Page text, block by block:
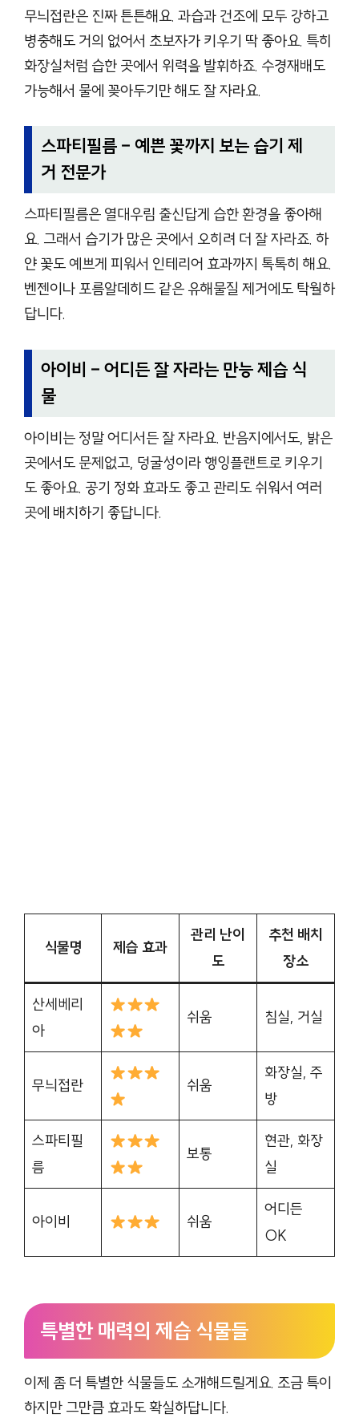
무늬접란은 진짜 튼튼해요. 과습과 건조에 모두 강하고
병충해도 거의 없어서 초보자가 키우기 딱 좋아요. 특히
화장실처럼 습한 곳에서 위력을 발휘하죠. 수경재배도
가능해서 물에 꽂아두기만 해도 잘 자라요.
스파티필름 – 예쁜 꽃까지 보는 습기 제
거 전문가
스파티필름은 열대우림 출신답게 습한 환경을 좋아해
요. 그래서 습기가 많은 곳에서 오히려 더 잘 자라죠. 하
얀 꽃도 예쁘게 피워서 인테리어 효과까지 톡톡히 해요.
벤젠이나 포름알데히드 같은 유해물질 제거에도 탁월하
답니다.
아이비 – 어디든 잘 자라는 만능 제습 식
물
아이비는 정말 어디서든 잘 자라요. 반음지에서도, 밝은
곳에서도 문제없고, 덩굴성이라 행잉플랜트로 키우기
도 좋아요. 공기 정화 효과도 좋고 관리도 쉬워서 여러
곳에 배치하기 좋답니다.
식물명 제습 효과
관리 난이
도
추천 배치
장소
산세베리
아
쉬움 침실, 거실
무늬접란 쉬움
화장실, 주
방
스파티필
름
보통
현관, 화장
실
아이비 쉬움
어디든
OK
특별한 매력의 제습 식물들
이제 좀 더 특별한 식물들도 소개해드릴게요. 조금 특이
하지만 그만큼 효과도 확실하답니다.